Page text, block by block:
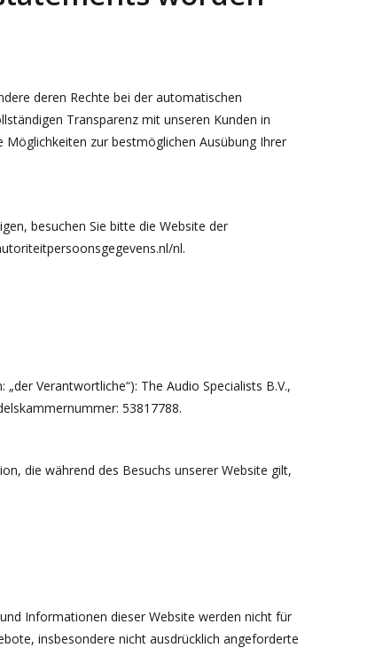
deren Rechte bei der automatischen
Transparenz mit unseren Kunden in
zur bestmöglichen Ausübung Ihrer
besuchen Sie bitte die Website der
nl.
Verantwortliche“): The Audio Specialists B.V.,
53817788.
die während des Besuchs unserer Website gilt,
Informationen dieser Website werden nicht für
insbesondere nicht ausdrücklich angeforderte